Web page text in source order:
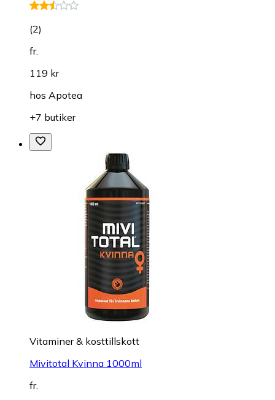
(2)
fr.
119 kr
hos Apotea
+7 butiker
Vitaminer & kosttillskott
Mivitotal Kvinna 1000ml
fr.